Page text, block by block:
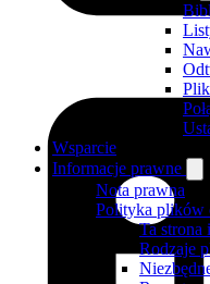
Wsparcie
Informacje prawne
Nota prawna
Polityka plików
Ta
Rodzaje